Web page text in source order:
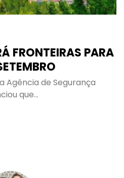
FRONTEIRAS PARA
Agência de Segurança
que…